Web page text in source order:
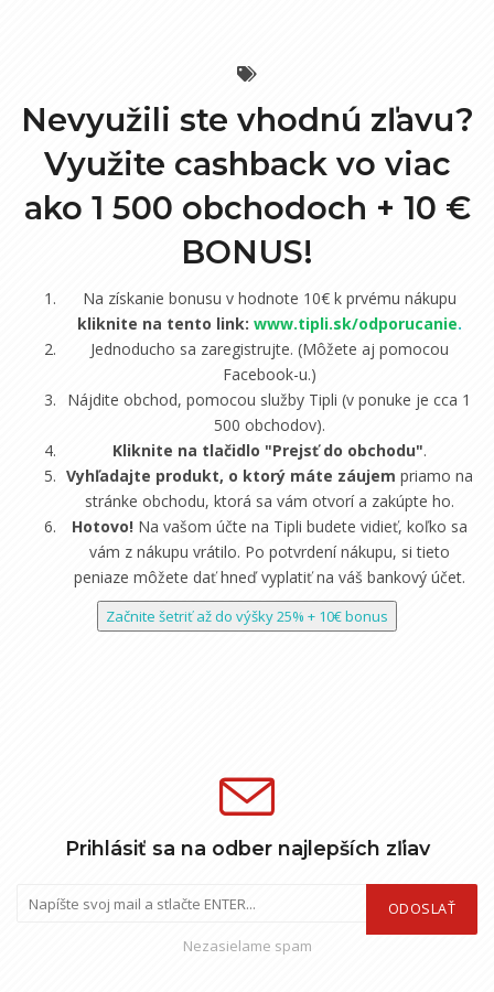
Nevyužili ste vhodnú zľavu?
Využite cashback vo viac
ako 1 500 obchodoch + 10 €
BONUS!
Na získanie bonusu v hodnote 10€ k prvému nákupu
kliknite na tento link: www.tipli.sk/odporucanie.
Jednoducho sa zaregistrujte. (Môžete aj pomocou
Facebook-u.)
Nájdite obchod, pomocou služby Tipli (v ponuke je cca 1
500 obchodov).
Kliknite na tlačidlo "Prejsť do obchodu".
Vyhľadajte produkt, o ktorý máte záujem priamo na
stránke obchodu, ktorá sa vám otvorí a zakúpte ho.
Hotovo! Na vašom účte na Tipli budete vidieť, koľko sa
vám z nákupu vrátilo. Po potvrdení nákupu, si tieto
peniaze môžete dať hneď vyplatiť na váš bankový účet.
Začnite šetriť až do výšky 25% + 10€ bonus
Prihlásiť sa na odber najlepších zľiav
ODOSLAŤ
Nezasielame spam